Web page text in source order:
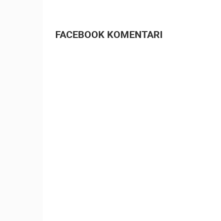
FACEBOOK KOMENTARI